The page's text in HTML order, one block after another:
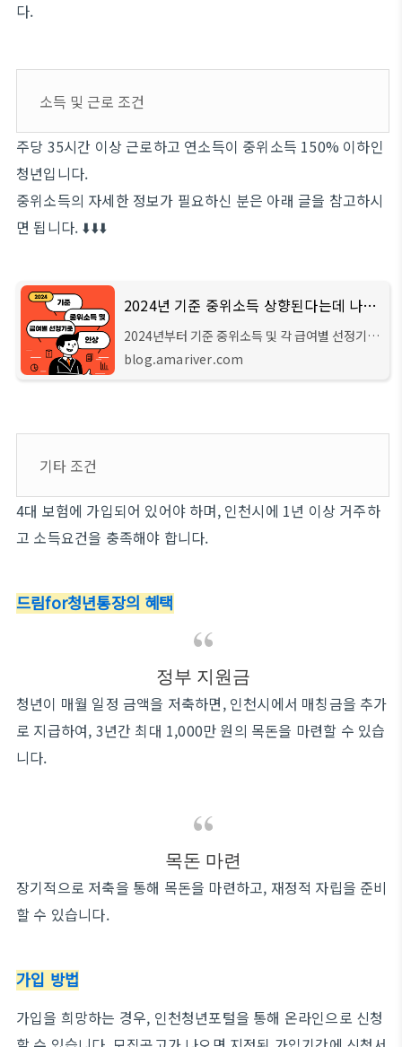
다.
소득 및 근로 조건
주당 35시간 이상 근로하고 연소득이 중위소득 150% 이하인
청년입니다.
중위소득의 자세한 정보가 필요하신 분은 아래 글을 참고하시
면 됩니다. ⬇️⬇️⬇️
2024년 기준 중위소득 상향된다는데 나도 지원받을 수 있을까?
2024년부터 기준 중위소득 및 각 급여별 선정기준
이 변경됩니다. 인상폭이 4인 가족 기준 6.09%로
크게 인상되고 이에 따른 지원 혜택도 달라지게 되
blog.amariver.com
기타 조건
4대 보험에 가입되어 있어야 하며, 인천시에 1년 이상 거주하
고 소득요건을 충족해야 합니다.
드림for청년통장의 혜택
정부 지원금
청년이 매월 일정 금액을 저축하면, 인천시에서 매칭금을 추가
로 지급하여, 3년간 최대 1,000만 원의 목돈을 마련할 수 있습
니다.
목돈 마련
장기적으로 저축을 통해 목돈을 마련하고, 재정적 자립을 준비
할 수 있습니다.
가입 방법
가입을 희망하는 경우, 인천청년포털을 통해 온라인으로 신청